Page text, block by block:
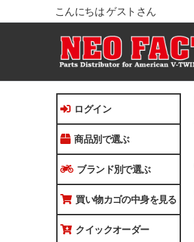
こんにちは ゲストさん
ログイン
商品別で選ぶ
ブランド別で選ぶ
買い物カゴの中身を見る
クイックオーダー